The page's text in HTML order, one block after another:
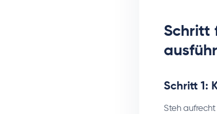
Schritt
Schritt 1:
Steh